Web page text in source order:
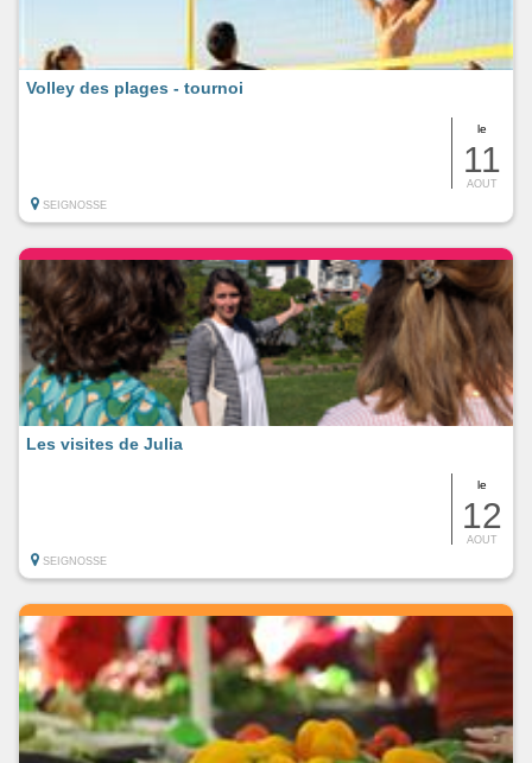
le
11
AOUT
Volley des plages - tournoi
SEIGNOSSE
le
12
AOUT
Les visites de Julia
SEIGNOSSE